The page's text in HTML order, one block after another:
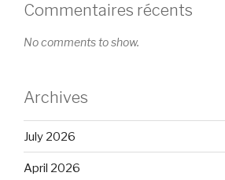
Commentaires récents
No comments to show.
Archives
July 2026
April 2026